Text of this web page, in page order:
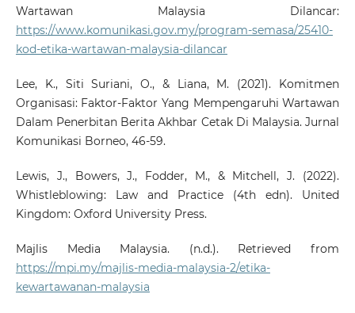
Wartawan Malaysia Dilancar:
https://www.komunikasi.gov.my/program-semasa/25410-
kod-etika-wartawan-malaysia-dilancar
Lee, K., Siti Suriani, O., & Liana, M. (2021). Komitmen
Organisasi: Faktor-Faktor Yang Mempengaruhi Wartawan
Dalam Penerbitan Berita Akhbar Cetak Di Malaysia. Jurnal
Komunikasi Borneo, 46-59.
Lewis, J., Bowers, J., Fodder, M., & Mitchell, J. (2022).
Whistleblowing: Law and Practice (4th edn). United
Kingdom: Oxford University Press.
Majlis Media Malaysia. (n.d.). Retrieved from
https://mpi.my/majlis-media-malaysia-2/etika-
kewartawanan-malaysia